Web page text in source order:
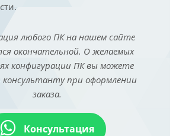
любого ПК на нашем сайте
окончательной. О желаемых
конфигурации ПК вы можете
при оформлении
заказа.
Консультация